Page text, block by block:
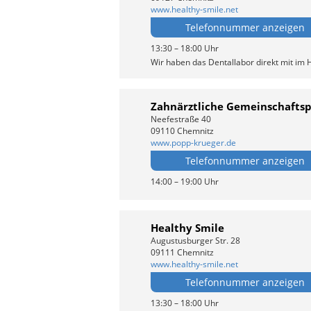
www.healthy-smile.net
Telefonnummer anzeigen
13:30 – 18:00 Uhr
Wir haben das Dentallabor direkt mit im
Zahnärztliche
Neefestraße 40
09110 Chemnitz
www.popp-krueger.de
Telefonnummer anzeigen
14:00 – 19:00 Uhr
Healthy Smile
Augustusburger Str. 28
09111 Chemnitz
www.healthy-smile.net
Telefonnummer anzeigen
13:30 – 18:00 Uhr